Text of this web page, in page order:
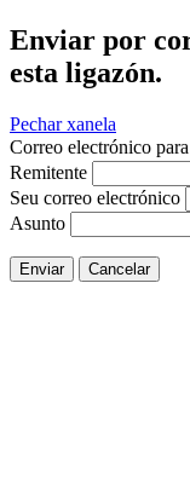
Enviar por
esta ligazón.
Pechar xanela
Correo electrónico para
Remitente
Seu correo electrónico
Asunto
Enviar Cancelar